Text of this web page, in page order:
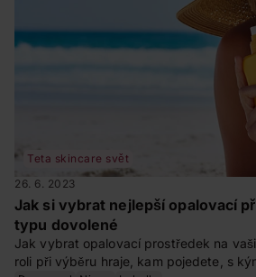
Teta skincare svět
26. 6. 2023
Jak si vybrat nejlepší opalovací
typu dovolené
Jak vybrat opalovací prostředek na
roli při výběru hraje, kam pojedete, s